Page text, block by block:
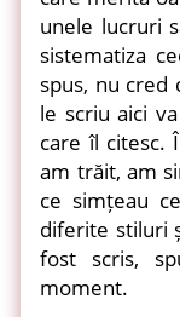
unele lucruri
sistematiza
spus, nu cred
le scriu aici
care îl citesc.
am trăit, am
ce simțeau
diferite stiluri
fost scris,
moment.